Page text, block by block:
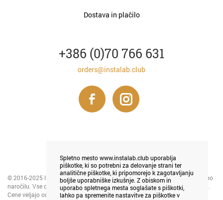
Dostava in plačilo
+386 (0)70 766 631
orders@instalab.club
© 2016-2025 INSTALAB LJUBLJANA - tiskanje in prodaja foto magnetkov po
naročilu. Vse cene so v € in ne vključujejo DDV na podlagi 94. člena ZDDV-1.
Cene veljajo od 1. 5. 2024 in izražajo trenutno veljavno akcijo.
Spletno mesto www.instalab.club uporablja
piškotke, ki so potrebni za delovanje strani ter
analitične piškotke, ki pripomorejo k zagotavljanju
boljše uporabniške izkušnje. Z obiskom in
uporabo spletnega mesta soglašate s piškotki,
lahko pa spremenite nastavitve za piškotke v